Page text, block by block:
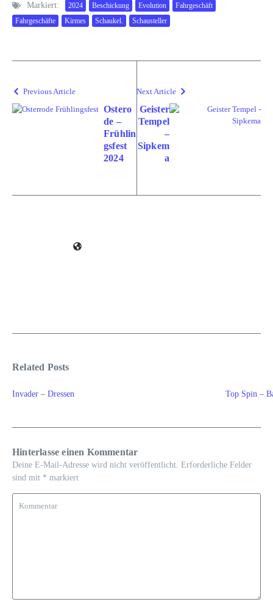
Markiert: 2024 Beschickung Evolution
Fahrgeschäft
Fahrgeschäfte
Kirmes Schaukel. Schausteller
Previous Article
Ostero
de –
Frühlin
gsfest
2024
Next Article
Geister
Tempel
–
Sipkem
a
Related Posts
Invader – Dressen Top Spin –
Hinterlasse einen Kommentar
Deine E-Mail-Adresse wird nicht veröffentlicht. Erforderliche Felder
sind mit * markiert